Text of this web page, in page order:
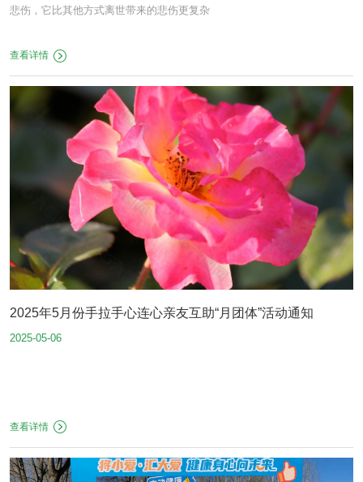
悲伤，它比其他方式离世带来的悲伤更复杂
查看详情
2025年5月份手拉手心连心亲友互助“月团体”活动通知
2025-05-06
查看详情